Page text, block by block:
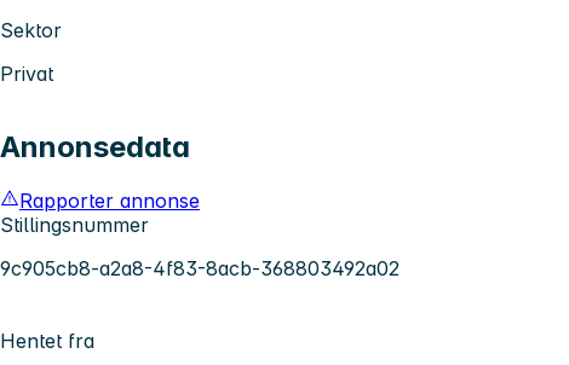
Sektor
Privat
Annonsedata
Rapporter annonse
Stillingsnummer
9c905cb8-a2a8-4f83-8acb-368803492a02
Hentet fra